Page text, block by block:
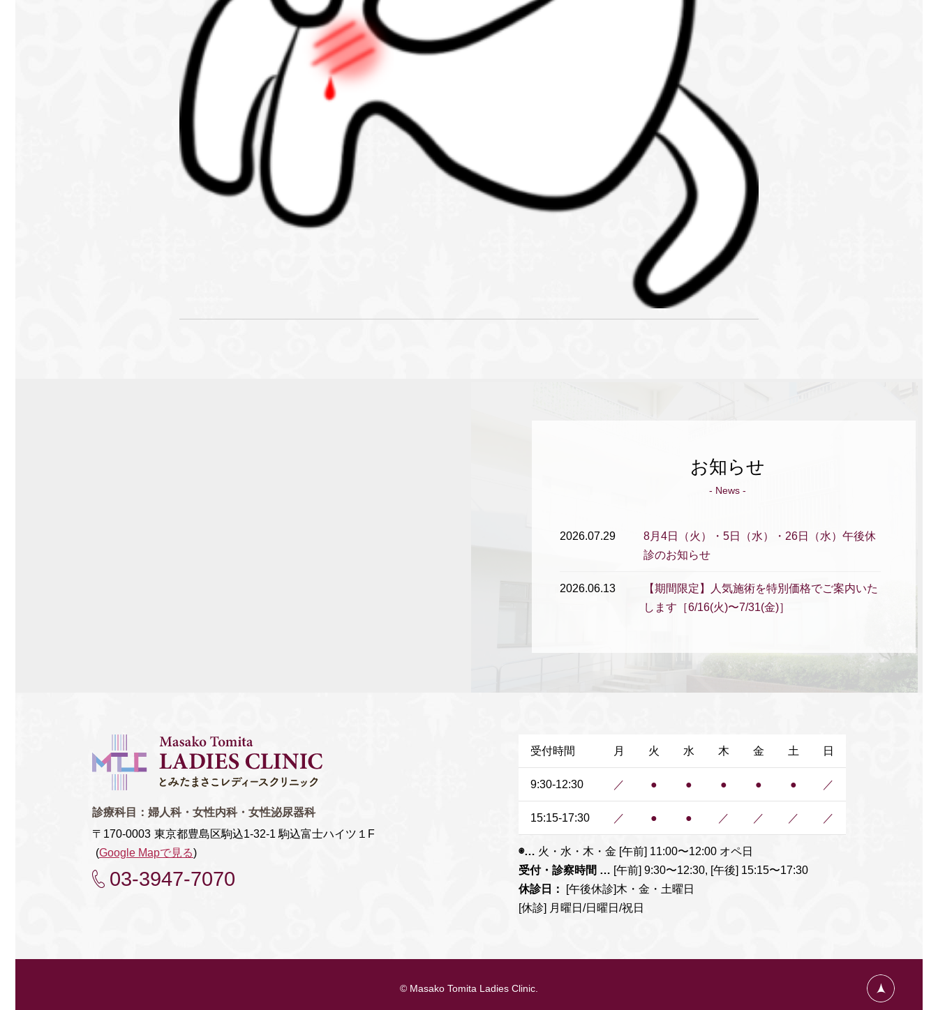
お知らせ
- News -
2026.07.29
8月4日（火）・5日（水）・26日（水）午後休
診のお知らせ
2026.06.13
【期間限定】人気施術を特別価格でご案内いた
します［6/16(火)〜7/31(金)］
本日（5/26）午後休診のお知らせ
2026.04.17 GW期間中の診療のお知らせ
2026.03.31
2026.03.13
【3月休診のお知らせ】3月24日(火)〜3月28日
(土)
2025.12.03 年末年始のお知らせ
2025.08.19
受付時間 月 火 水 木 金 土 日
9:30-12:30 ／ ● ● ● ● ● ／
15:15-17:30 ／ ● ● ／ ／ ／ ／
◉… 火・水・木・金 [午前] 11:00〜12:00 オペ日
受付・診察時間 … [午前] 9:30〜12:30, [午後] 15:15〜17:30
休診日：
[午後休診]木・金・土曜日
[休診] 月曜日/日曜日/祝日
診療科目： 婦人科・女性内科・女性泌尿器科
〒170-0003 東京都豊島区駒込1-32-1 駒込富士ハイツ１F
(Google Mapで見る)
03-3947-7070
© Masako Tomita Ladies Clinic.